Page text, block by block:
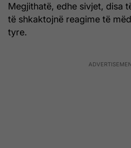
Megjithatë, edhe sivjet, disa
të shkaktojnë reagime të
tyre.